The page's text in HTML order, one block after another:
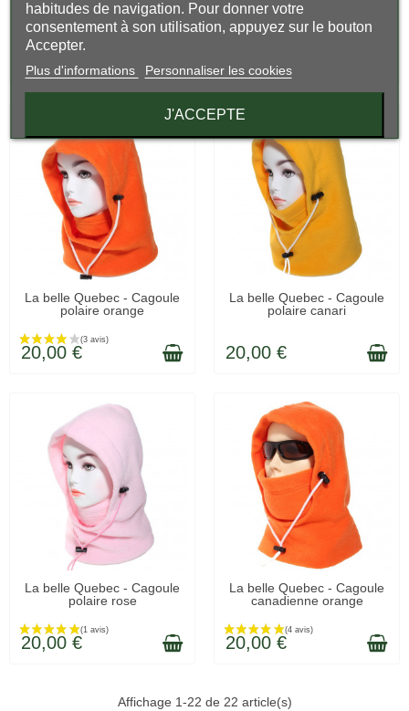
(5 avis)
(8 avis)
LIVRÉ SOUS 48H
La belle quebec - Cagoule
polaire jaune...
20,00 €
LIVRÉ SOUS 48H
La belle Quebec - Cagoule
canadienne jaune
20,00 €
LIVRÉ SOUS 48H
La belle Quebec - Cagoule
polaire orange
20,00 €
LIVRÉ SOUS 48H
La belle Quebec - Cagoule
polaire canari
20,00 €
LIVRÉ SOUS 48H
La belle Quebec - Cagoule
polaire rose
20,00 €
LIVRÉ SOUS 48H
La belle Quebec - Cagoule
canadienne orange
20,00 €
Affichage 1-22 de 22 article(s)
habitudes de navigation. Pour donner votre
consentement à son utilisation, appuyez sur le bouton
Accepter.
Plus d'informations Personnaliser les cookies
J'ACCEPTE